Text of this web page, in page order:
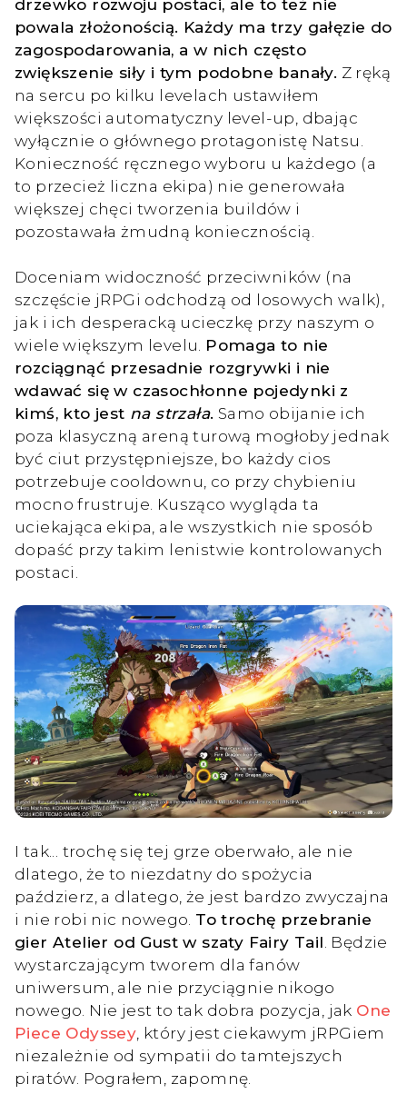
drzewko rozwoju postaci, ale to też nie
powala złożonością. Każdy ma trzy gałęzie do
zagospodarowania, a w nich często
zwiększenie siły i tym podobne banały. Z ręką
na sercu po kilku levelach ustawiłem
większości automatyczny level-up, dbając
wyłącznie o głównego protagonistę Natsu.
Konieczność ręcznego wyboru u każdego (a
to przecież liczna ekipa) nie generowała
większej chęci tworzenia buildów i
pozostawała żmudną koniecznością.
Doceniam widoczność przeciwników (na
szczęście jRPGi odchodzą od losowych walk),
jak i ich desperacką ucieczkę przy naszym o
wiele większym levelu. Pomaga to nie
rozciągnąć przesadnie rozgrywki i nie
wdawać się w czasochłonne pojedynki z
kimś, kto jest na strzała. Samo obijanie ich
poza klasyczną areną turową mogłoby jednak
być ciut przystępniejsze, bo każdy cios
potrzebuje cooldownu, co przy chybieniu
mocno frustruje. Kusząco wygląda ta
uciekająca ekipa, ale wszystkich nie sposób
dopaść przy takim lenistwie kontrolowanych
postaci.
I tak... trochę się tej grze oberwało, ale nie
dlatego, że to niezdatny do spożycia
paździerz, a dlatego, że jest bardzo zwyczajna
i nie robi nic nowego. To trochę przebranie
gier Atelier od Gust w szaty Fairy Tail . Będzie
wystarczającym tworem dla fanów
uniwersum, ale nie przyciągnie nikogo
nowego. Nie jest to tak dobra pozycja, jak One
Piece Odyssey , który jest ciekawym jRPGiem
niezależnie od sympatii do tamtejszych
piratów. Pograłem, zapomnę.